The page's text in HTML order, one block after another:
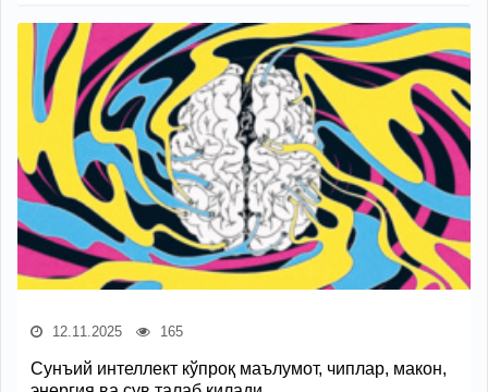
12.11.2025 165
Сунъий интеллект кўпроқ маълумот, чиплар, макон,